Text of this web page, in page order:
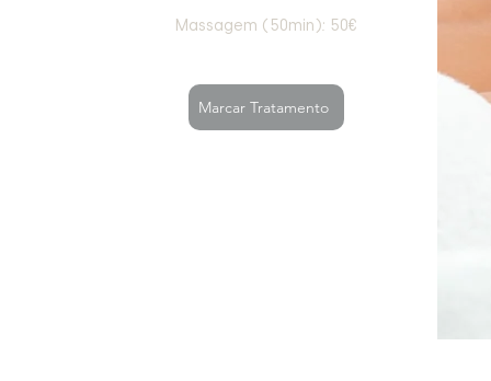
Massagem (50min): 50€
Marcar Tratamento